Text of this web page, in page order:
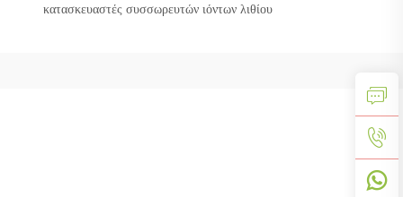
κατασκευαστές συσσωρευτών ιόντων λιθίου